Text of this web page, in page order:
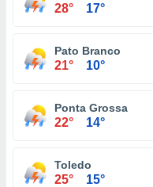
28° 17°
Pato Branco
21° 10°
Ponta Grossa
22° 14°
Toledo
25° 15°